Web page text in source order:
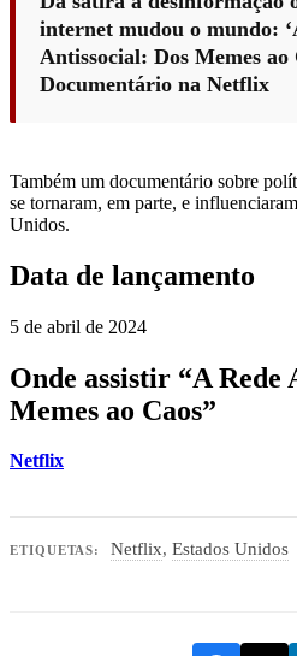
internet mudou o mundo:
Antissocial: Dos Memes ao
Documentário na Netflix
Também um documentário sobre
se tornaram, em parte, e
Unidos.
Data de lançamento
5 de abril de 2024
Onde assistir “A Rede
Memes ao Caos”
Netflix
ETIQUETAS: Netflix, Estados Unidos